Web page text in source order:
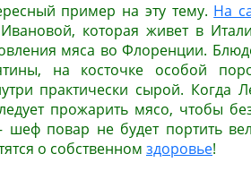
пример на эту тему. На
которая живет в
мяса во Флоренции.
на косточке особой
практически сырой. Когда
прожарить мясо, чтобы
повар не будет портить
о собственном здоровье!